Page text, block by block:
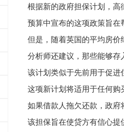
根据新的政府担保计划，高
预算中宣布的这项政策旨在
但是，随着英国的平均房价
分析师还建议，那些能够存
该计划类似于先前用于促进
这项新计划将适用于任何购
如果借款人拖欠还款，政府
该担保旨在使贷方有信心提